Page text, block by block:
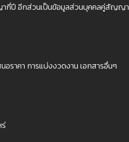
ากี่ปี อีกส่วนเป็นข้อมูลส่วนบุคคลคู่สัญญา
ราคา การแบ่งงวดงาน เอกสารอื่นๆ